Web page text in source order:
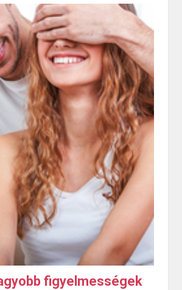
figyelmességek